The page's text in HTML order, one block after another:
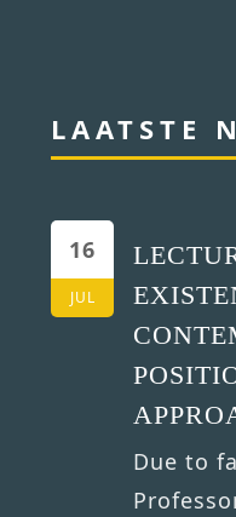
LAATSTE
16
JUL
Due to